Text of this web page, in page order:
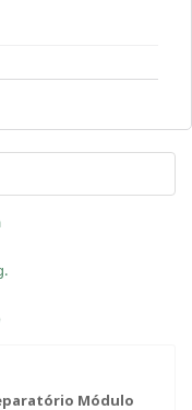
Módulo